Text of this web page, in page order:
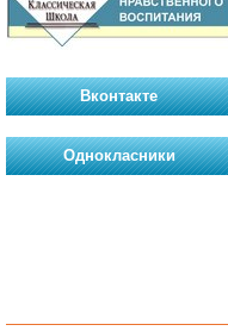
Вконтакте
Однокласники